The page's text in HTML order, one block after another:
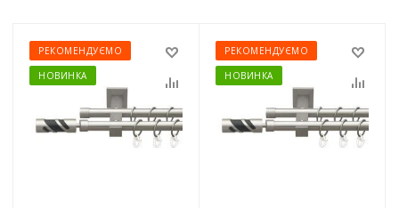
РЕКОМЕНДУЄМО
НОВИНКА
РЕКОМЕНДУЄМО
НОВИНКА